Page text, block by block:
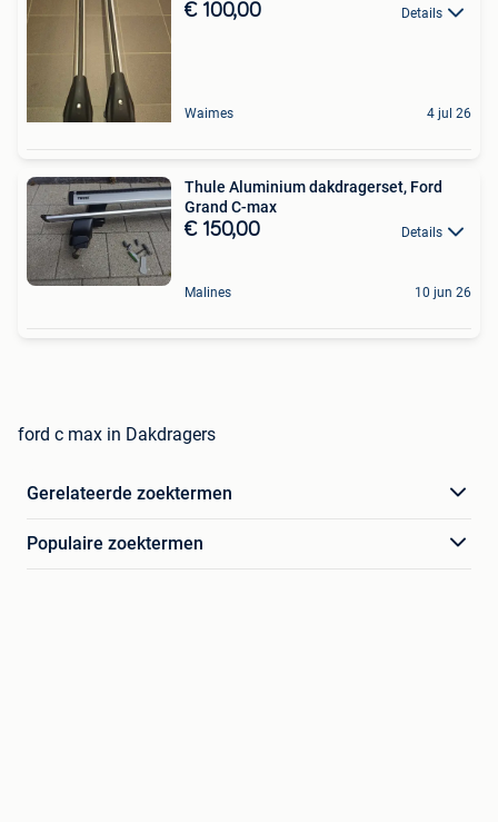
€ 100,00 Details
Waimes 4 jul 26
Thule Aluminium dakdragerset, Ford
Grand C-max
€ 150,00 Details
Malines 10 jun 26
ford c max in Dakdragers
Gerelateerde zoektermen
Populaire zoektermen